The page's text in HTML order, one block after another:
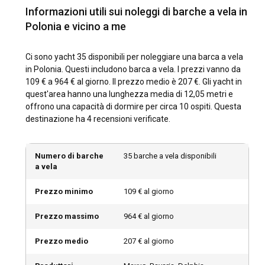
scelta preferita per la loro natura incontaminata.
a vela in Polonia?
Il periodo migliore per noleggiare uno Yacht a Vela in Polonia
è durante i mesi estivi, da giugno ad agosto, quando il clima
è caldo e le temperature del mare sono piacevoli. Le
stagioni di bassa affluenza offrono meno folla, ideali per chi
Com'è il clima e quali sono le condizioni di
navigazione in Polonia?
La Polonia ha un clima parzialmente marittimo e
di navigazione ideali con temperature medie che vanno dai
freddi. Il Mar Baltico ha generalmente modelli d'onda miti,
Informazioni utili sui noleggi di barche a vela in
Polonia e vicino a me
Ci sono yacht 35 disponibili per noleggiare una barca a vela
in Polonia. Questi includono barca a vela. I prezzi vanno da
109 € a 964 € al giorno. Il prezzo medio è 207 €. Gli yacht in
quest'area hanno una lunghezza media di 12,05 metri e
offrono una capacità di dormire per circa 10 ospiti. Questa
destinazione ha 4 recensioni verificate.
Numero di barche
a vela
35 barche a vela disponibili
Prezzo minimo 109 € al giorno
Prezzo massimo 964 € al giorno
Prezzo medio 207 € al giorno